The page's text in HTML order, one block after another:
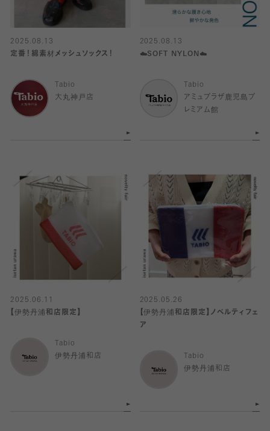
2025.08.13
定番！綿素材メッシュソックス！
Tabio
大丸神戸店
2025.08.13
☁️SOFT NYLON☁️
Tabio
アミュプラザ鹿児島プ
レミアム館
2025.06.11
【伊勢丹浦和店限定】
Tabio
伊勢丹浦和店
2025.05.26
【伊勢丹浦和店限定】ノベルティフェ
ア
Tabio
伊勢丹浦和店